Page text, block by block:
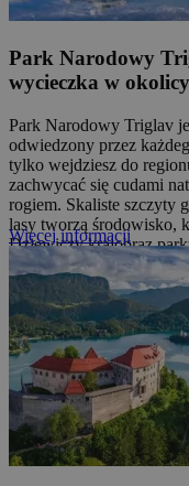
Park Narodowy
wycieczka w okolicy
Park Narodowy Triglav
odwiedzony przez
tylko wejdziesz do
zachwycać się cudami
rogiem. Skaliste szczyty
lasy tworzą środowisko,
Dziewiczy krajobraz
wysokogórskich
prostych spacerówdo
Słowenia i park
adrenalinowych, więc
paralotniarstwa lub via
wypoczynek z relaksem
wellness, których jest
się dobrze bawić. Wraz
raj dla wszystkich
snowboardzistów.
Więcej informacji